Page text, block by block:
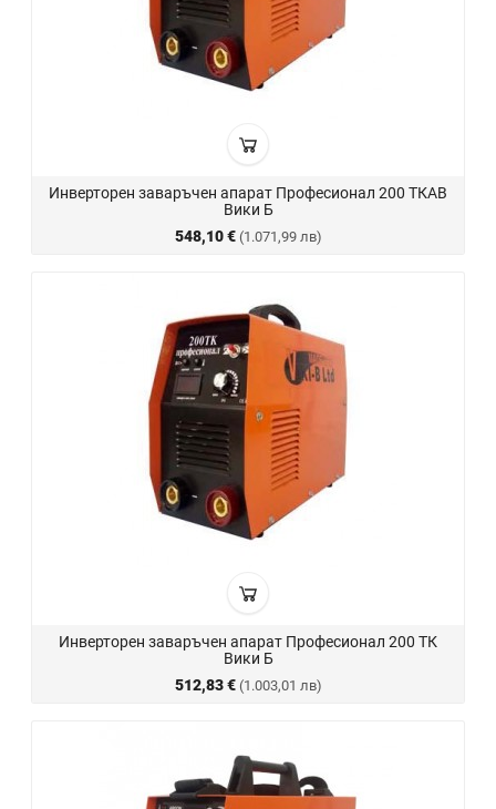
Инверторен заваръчен апарат Професионал 200 ТКАВ
Вики Б
548,10 € (1.071,99 лв)
Инверторен заваръчен апарат Професионал 200 ТК
Вики Б
512,83 € (1.003,01 лв)